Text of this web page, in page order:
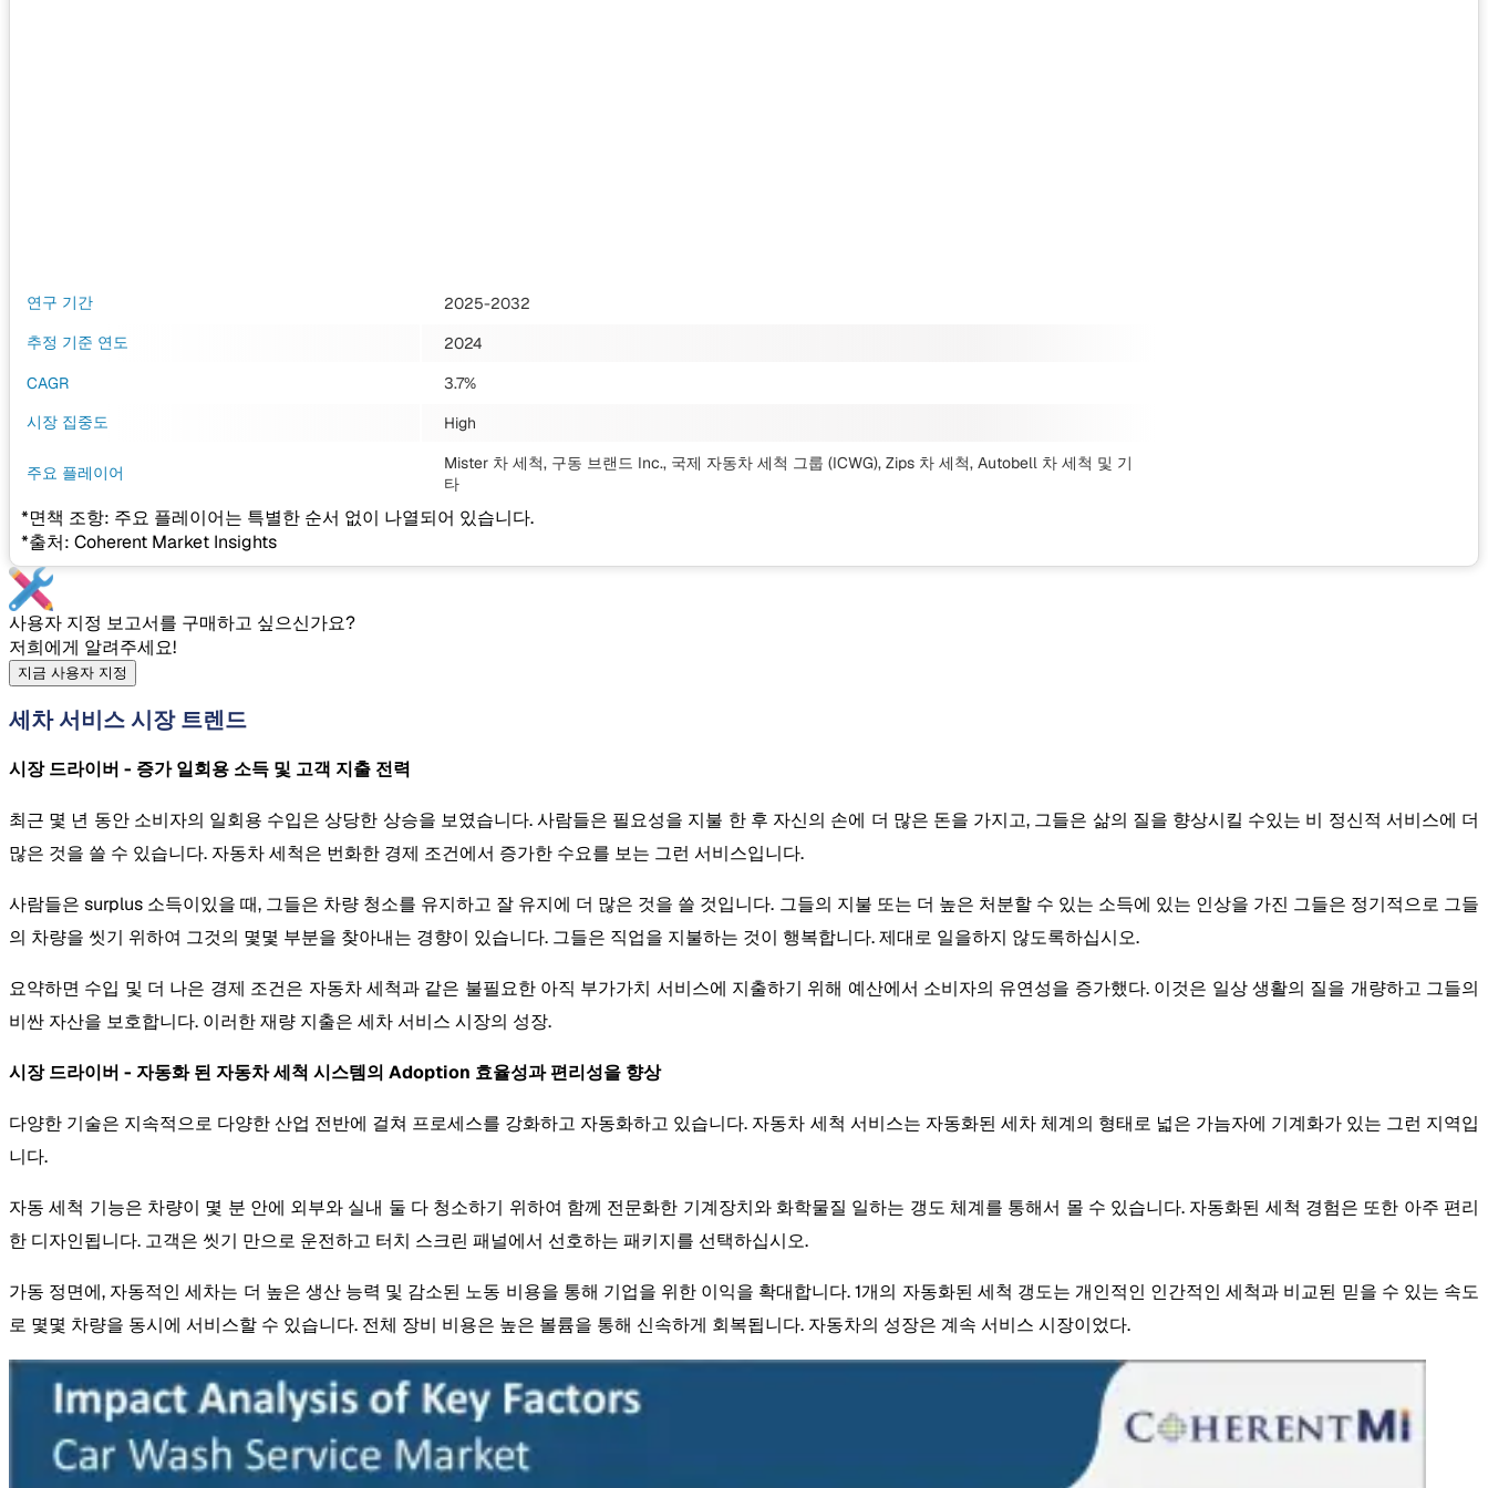
연구 기간
2025-2032
추정 기준 연도
2024
CAGR
3.7%
시장 집중도
High
주요 플레이어 Mister 차 세척, 구동 브랜드 Inc., 국제 자동차 세척 그룹 (ICWG), Zips 차 세척, Autobell 차 세척 및 기
타
*면책 조항: 주요 플레이어는 특별한 순서 없이 나열되어 있습니다.
*출처: Coherent Market Insights
사용자 지정 보고서를 구매하고 싶으신가요?
저희에게 알려주세요!
지금 사용자 지정
세차 서비스 시장 트렌드
시장 드라이버 - 증가 일회용 소득 및 고객 지출 전력
최근 몇 년 동안 소비자의 일회용 수입은 상당한 상승을 보였습니다. 사람들은 필요성을 지불 한 후 자신의 손에 더 많은 돈을 가지고, 그들은 삶의 질을 향상시킬 수있는 비 정신적 서비스에 더
많은 것을 쓸 수 있습니다. 자동차 세척은 번화한 경제 조건에서 증가한 수요를 보는 그런 서비스입니다.
사람들은 surplus 소득이있을 때, 그들은 차량 청소를 유지하고 잘 유지에 더 많은 것을 쓸 것입니다. 그들의 지불 또는 더 높은 처분할 수 있는 소득에 있는 인상을 가진 그들은 정기적으로 그들
의 차량을 씻기 위하여 그것의 몇몇 부분을 찾아내는 경향이 있습니다. 그들은 직업을 지불하는 것이 행복합니다. 제대로 일을하지 않도록하십시오.
요약하면 수입 및 더 나은 경제 조건은 자동차 세척과 같은 불필요한 아직 부가가치 서비스에 지출하기 위해 예산에서 소비자의 유연성을 증가했다. 이것은 일상 생활의 질을 개량하고 그들의
비싼 자산을 보호합니다. 이러한 재량 지출은 세차 서비스 시장의 성장.
시장 드라이버 - 자동화 된 자동차 세척 시스템의 Adoption 효율성과 편리성을 향상
다양한 기술은 지속적으로 다양한 산업 전반에 걸쳐 프로세스를 강화하고 자동화하고 있습니다. 자동차 세척 서비스는 자동화된 세차 체계의 형태로 넓은 가늠자에 기계화가 있는 그런 지역입
니다.
자동 세척 기능은 차량이 몇 분 안에 외부와 실내 둘 다 청소하기 위하여 함께 전문화한 기계장치와 화학물질 일하는 갱도 체계를 통해서 몰 수 있습니다. 자동화된 세척 경험은 또한 아주 편리
한 디자인됩니다. 고객은 씻기 만으로 운전하고 터치 스크린 패널에서 선호하는 패키지를 선택하십시오.
가동 정면에, 자동적인 세차는 더 높은 생산 능력 및 감소된 노동 비용을 통해 기업을 위한 이익을 확대합니다. 1개의 자동화된 세척 갱도는 개인적인 인간적인 세척과 비교된 믿을 수 있는 속도
로 몇몇 차량을 동시에 서비스할 수 있습니다. 전체 장비 비용은 높은 볼륨을 통해 신속하게 회복됩니다. 자동차의 성장은 계속 서비스 시장이었다.